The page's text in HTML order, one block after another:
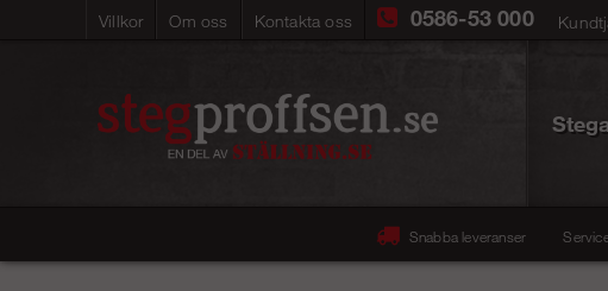
Villkor Om oss Kontakta oss 0586-53 000
Snabba leveranser